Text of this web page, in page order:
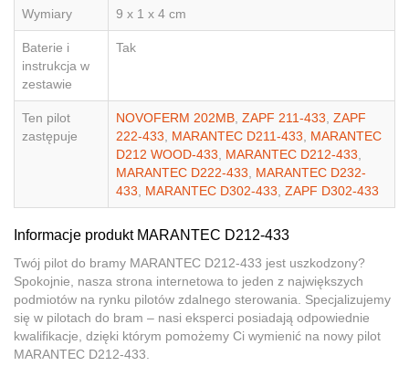
Wymiary 9 x 1 x 4 cm
Baterie i
instrukcja w
zestawie
Tak
Ten pilot
zastępuje
NOVOFERM 202MB, ZAPF 211-433, ZAPF
222-433, MARANTEC D211-433, MARANTEC
D212 WOOD-433, MARANTEC D212-433,
MARANTEC D222-433, MARANTEC D232-
433, MARANTEC D302-433, ZAPF D302-433
Informacje produkt MARANTEC D212-433
Twój pilot do bramy MARANTEC D212-433 jest uszkodzony?
Spokojnie, nasza strona internetowa to jeden z największych
podmiotów na rynku pilotów zdalnego sterowania. Specjalizujemy
się w pilotach do bram – nasi eksperci posiadają odpowiednie
kwalifikacje, dzięki którym pomożemy Ci wymienić na nowy pilot
MARANTEC D212-433.